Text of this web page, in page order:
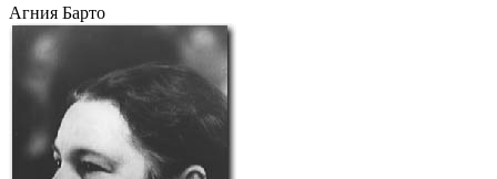
Агния Барто